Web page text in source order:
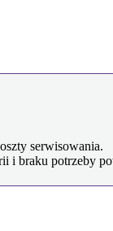
serwisowania.
i braku potrzeby